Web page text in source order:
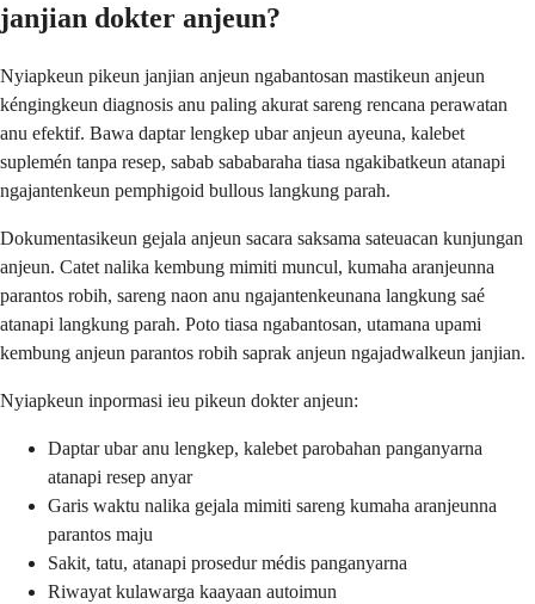
janjian dokter anjeun?
Nyiapkeun pikeun janjian anjeun ngabantosan mastikeun anjeun
kéngingkeun diagnosis anu paling akurat sareng rencana perawatan
anu efektif. Bawa daptar lengkep ubar anjeun ayeuna, kalebet
suplemén tanpa resep, sabab sababaraha tiasa ngakibatkeun atanapi
ngajantenkeun pemphigoid bullous langkung parah.
Dokumentasikeun gejala anjeun sacara saksama sateuacan kunjungan
anjeun. Catet nalika kembung mimiti muncul, kumaha aranjeunna
parantos robih, sareng naon anu ngajantenkeunana langkung saé
atanapi langkung parah. Poto tiasa ngabantosan, utamana upami
kembung anjeun parantos robih saprak anjeun ngajadwalkeun janjian.
Nyiapkeun inpormasi ieu pikeun dokter anjeun:
Daptar ubar anu lengkep, kalebet parobahan panganyarna
atanapi resep anyar
Garis waktu nalika gejala mimiti sareng kumaha aranjeunna
parantos maju
Sakit, tatu, atanapi prosedur médis panganyarna
Riwayat kulawarga kaayaan autoimun